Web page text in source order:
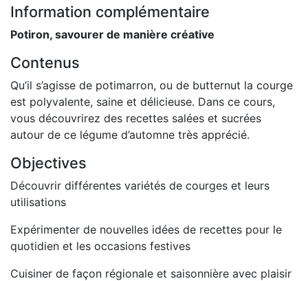
Information complémentaire
Potiron, savourer de manière créative
Contenus
Qu’il s’agisse de potimarron, ou de butternut la courge
est polyvalente, saine et délicieuse. Dans ce cours,
vous découvrirez des recettes salées et sucrées
autour de ce légume d’automne très apprécié.
Objectives
Découvrir différentes variétés de courges et leurs
utilisations
Expérimenter de nouvelles idées de recettes pour le
quotidien et les occasions festives
Cuisiner de façon régionale et saisonnière avec plaisir